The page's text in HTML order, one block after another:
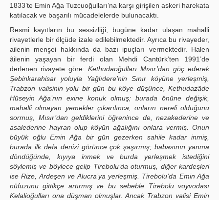
1833’te Emin Ağa Tuzcuoğulları’na karşı girişilen askeri harekata
katılacak ve başarılı mücadelelerde bulunacaktı.
Resmi kayıtların bu sessizliği, bugüne kadar ulaşan mahalli
rivayetlerle bir ölçüde izale edilebilmektedir. Ayrıca bu rivayeder,
ailenin menşei hakkında da bazı ipuçları vermektedir. Halen
âilenin yaşayan bir ferdi olan Mehdi Cantürk’ten 1991’de
derlenen rivayete göre: Kethudaoğulları Mısır’dan göç ederek
Şebinkarahisar yoluyla Yağlıdere’nin Sınır köyüne yerleşmiş,
Trabzon valisinin yolu bir gün bu köye düşünce, Kethudazâde
Hüseyin Ağa’nın exine konuk olmuş; burada önüne değişik,
mahalli olmayan yemekler çıkarılınca, onların nereli olduğunu
sormuş, Mısır’dan geldiklerini öğrenince de, nezakederine ve
asalederine hayran olup köyün ağalığını onlara vermiş. Onun
büyük oğlu Emin Ağa bir gün gezerken sahile kadar inmiş,
burada ilk defa denizi görünce çok şaşırmış; babasının yanma
döndüğünde, kıyıya inmek ve burda yerleşmek istediğini
söylemiş ve böylece gelip Tirebolu’da oturmuş, diğer kardeşleri
ise Rize, Ardeşen ve Alucra’ya yerleşmiş. Tirebolu’da Emin Ağa
nüfuzunu gittikçe artırmış ve bu sebeble Tirebolu voyvodası
Kelalioğulları ona düşman olmuşlar. Ancak Trabzon valisi Emin